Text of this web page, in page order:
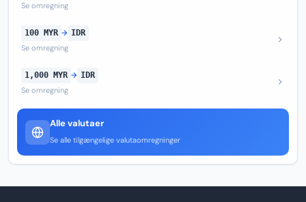
Se omregning
100 MYR → IDR
Se omregning
1,000 MYR → IDR
Se omregning
Alle valutaer
Se alle tilgængelige valutaomregninger